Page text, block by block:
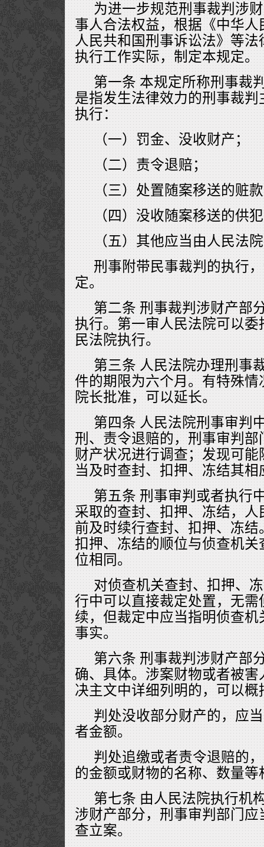
为进一步规范刑事裁判涉
事人合法权益，根据《中华
人民共和国刑事诉讼法》等
执行工作实际，制定本规定。
第一条 本规定所称刑事裁
是指发生法律效力的刑事裁
执行：
（一）罚金、没收财产；
（二）责令退赔；
（三）处置随案移送的赃
（四）没收随案移送的供
（五）其他应当由人民法
刑事附带民事裁判的执行
定。
第二条 刑事裁判涉财产部
执行。第一审人民法院可以
民法院执行。
第三条 人民法院办理刑事
件的期限为六个月。有特殊
院长批准，可以延长。
第四条 人民法院刑事审判
刑、责令退赔的，刑事审判
财产状况进行调查；发现可
当及时查封、扣押、冻结其相
第五条 刑事审判或者执行
采取的查封、扣押、冻结，
前及时续行查封、扣押、冻
扣押、冻结的顺位与侦查机
位相同。
对侦查机关查封、扣押、
行中可以直接裁定处置，无
续，但裁定中应当指明侦查
事实。
第六条 刑事裁判涉财产部
确、具体。涉案财物或者被
决主文中详细列明的，可以
判处没收部分财产的，应
者金额。
判处追缴或者责令退赔的
的金额或财物的名称、数量等
第七条 由人民法院执行机
涉财产部分，刑事审判部门
查立案。